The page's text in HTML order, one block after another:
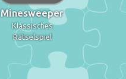
Minesweeper
Klassisches
Rätselspiel